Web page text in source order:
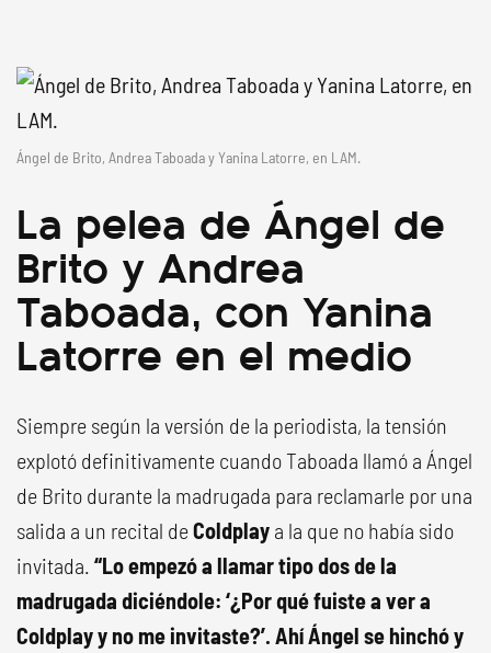
Ángel de Brito, Andrea Taboada y Yanina Latorre, en LAM.
La pelea de Ángel de
Brito y Andrea
Taboada, con Yanina
Latorre en el medio
Siempre según la versión de la periodista, la tensión
explotó definitivamente cuando Taboada llamó a Ángel
de Brito durante la madrugada para reclamarle por una
salida a un recital deColdplay a la que no había sido
invitada. “Lo empezó a llamar tipo dos de la
madrugada diciéndole: ‘¿Por qué fuiste a ver a
Coldplay y no me invitaste?’. Ahí Ángel se hinchó y